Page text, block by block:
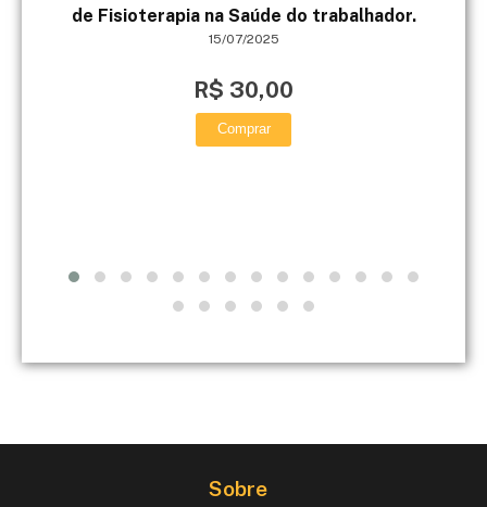
de Fisioterapia na Saúde do trabalhador.
15/07/2025
R$ 30,00
Comprar
Sobre